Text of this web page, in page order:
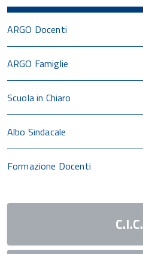
ARGO Docenti
ARGO Famiglie
Scuola in Chiaro
Albo Sindacale
Formazione Docenti
C.I.C.